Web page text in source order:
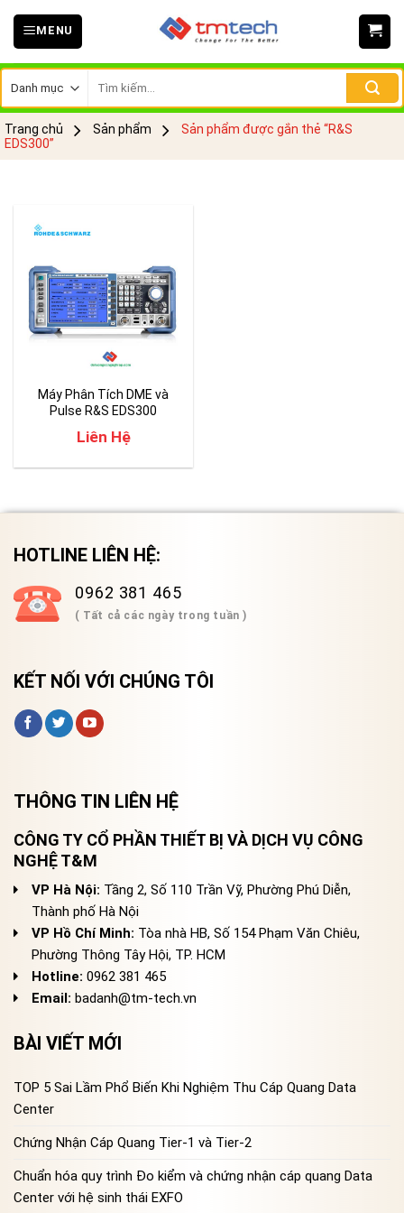
Skip
MENU
kiếm:
Trang chủ Sản phẩm
Sản phẩm được gắn thẻ “R&S
EDS300”
Máy Phân Tích DME và
Pulse R&S EDS300
Liên Hệ
HOTLINE LIÊN HỆ:
0962 381 465
( Tất cả các ngày trong tuần )
KẾT NỐI VỚI CHÚNG TÔI
THÔNG TIN LIÊN HỆ
CÔNG TY CỔ PHẦN THIẾT BỊ VÀ DỊCH VỤ CÔNG
NGHỆ T&M
VP Hà Nội: Tầng 2, Số 110 Trần Vỹ, Phường Phú Diễn,
Thành phố Hà Nội
VP Hồ Chí Minh: Tòa nhà HB, Số 154 Phạm Văn Chiêu,
Phường Thông Tây Hội, TP. HCM
Hotline: 0962 381 465
Email: badanh@tm-tech.vn
BÀI VIẾT MỚI
TOP 5 Sai Lầm Phổ Biến Khi Nghiệm Thu Cáp Quang Data
Center
Chứng Nhận Cáp Quang Tier-1 và Tier-2
Chuẩn hóa quy trình Đo kiểm và chứng nhận cáp quang Data
Center với hệ sinh thái EXFO